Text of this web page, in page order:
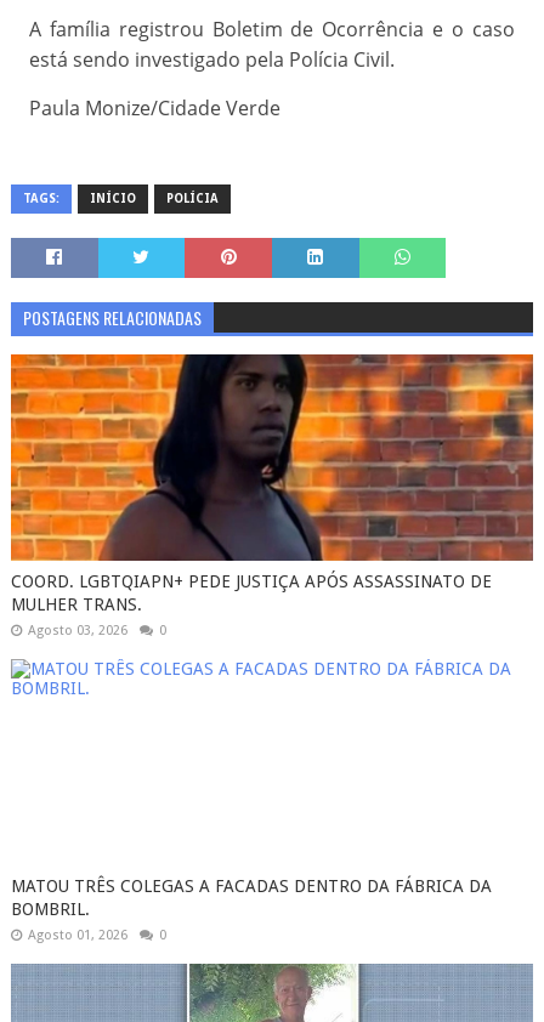
A família registrou Boletim de Ocorrência e o caso
está sendo investigado pela Polícia Civil.
Paula Monize/Cidade Verde
TAGS: INÍCIO POLÍCIA
POSTAGENS RELACIONADAS
COORD. LGBTQIAPN+ PEDE JUSTIÇA APÓS ASSASSINATO DE
MULHER TRANS.
Agosto 03, 2026 0
MATOU TRÊS COLEGAS A FACADAS DENTRO DA FÁBRICA DA
BOMBRIL.
Agosto 01, 2026 0